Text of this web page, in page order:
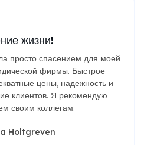
жизни!
просто спасением для моей
фирмы. Быстрое
цены, надежность и
клиентов. Я рекомендую
своим коллегам.
Holtgreven